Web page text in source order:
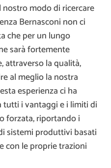
modo di ricercare
Bernasconi non ci
che per un lungo
sarà fortemente
attraverso la qualità,
al meglio la nostra
esperienza ci ha
i vantaggi e i limiti di
forzata, riportando i
sistemi produttivi basati
con le proprie trazioni